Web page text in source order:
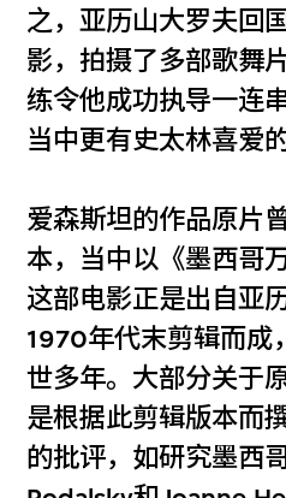
之，亚历山大罗夫回
影，拍摄了多部歌舞
练令他成功执导一连
当中更有史太林喜爱
爱森斯坦的作品原片
本，当中以《墨西哥
这部电影正是出自亚
1970年代末剪辑而成
世多年。大部分关于
是根据此剪辑版本而
的批评，如研究墨西